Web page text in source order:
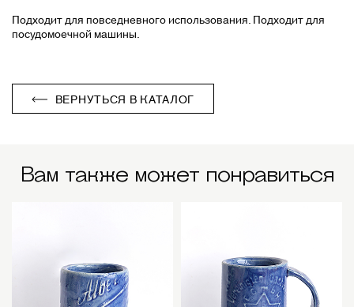
Подходит для повседневного использования. Подходит для
посудомоечной машины.
ВЕРНУТЬСЯ В КАТАЛОГ
Вам также может понравиться